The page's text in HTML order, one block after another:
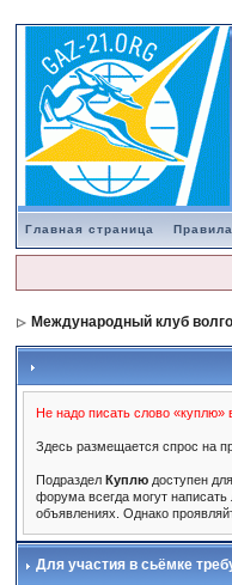
Главная страница
Международный клуб
Не надо писать слово «куплю»
Здесь размещается спрос на
ПодразделКуплю доступен
форума всегда могут
объявлениях. Однако
Для участия в сьёмке